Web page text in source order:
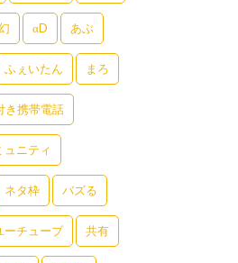
αD あぶ
ふぇいたん まろ
き携帯電話
ュニティ
ネタ枠 バズる
ーチューブ 共有